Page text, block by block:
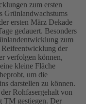
zum ersten
Grünlandwachstums
ersten März Dekade
gedauert. Besonders
zum
Reifeentwicklung der
verfolgen können,
kleine Fläche
um die
darstellen zu können.
Rohfasergehalt von
TM gestiegen. Der